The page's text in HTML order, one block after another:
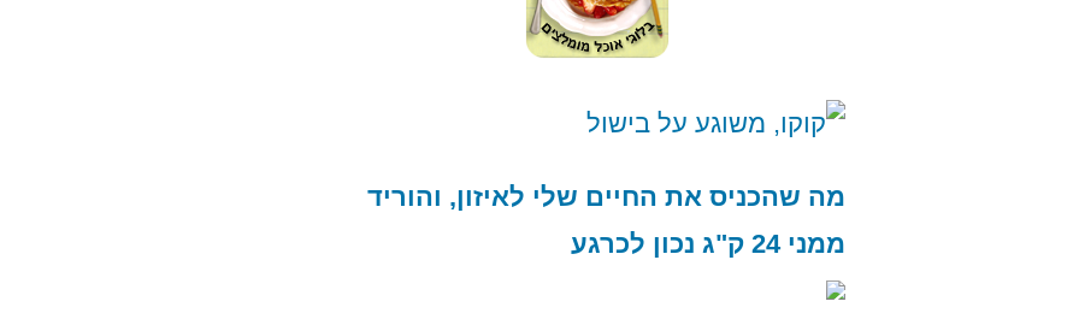
מה שהכניס את החיים שלי לאיזון, והוריד
ממני 24 ק"ג נכון לכרגע